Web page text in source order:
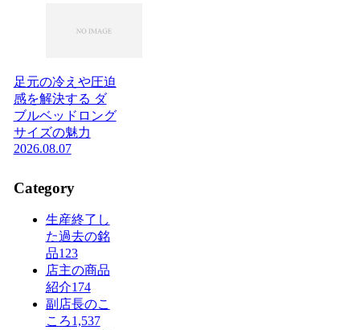
足元の冷えや圧迫
感を解決する ダ
ブルベッドロング
サイズの魅力
2026.08.07
Category
生産終了し
た過去の銘
品123
店主の商品
紹介174
副店長のこ
ころ1,537